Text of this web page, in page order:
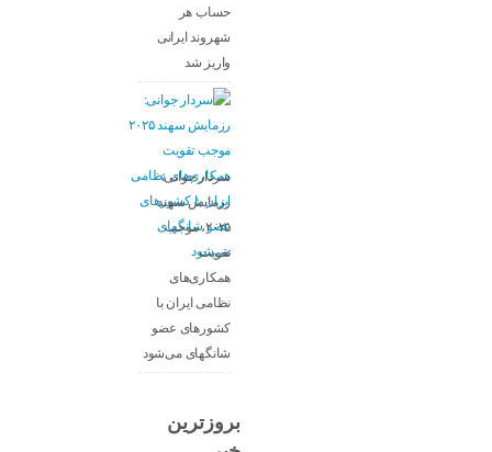
حساب هر
شهروند ایرانی
واریز شد
سردار جوانی:
رزمایش سهند
۲۰۲۵، موجب
تقویت
همکاری‌های
نظامی ایران با
کشور‌های عضو
شانگهای می‌شود
بروزترین